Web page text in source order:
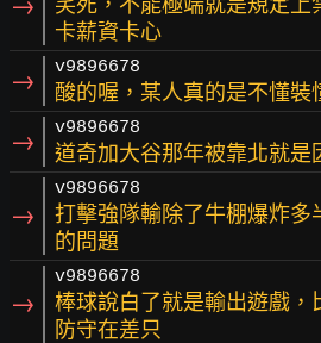
卡薪資卡心
→ v9896678
酸的喔，某人真的是不懂裝
→ v9896678
道奇加大谷那年被靠北就是
→
v9896678
打擊強隊輸除了牛棚爆炸多
的問題
→
v9896678
棒球說白了就是輸出遊戲，
防守在差只